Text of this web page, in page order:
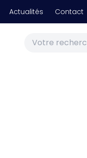
Actualités Contact